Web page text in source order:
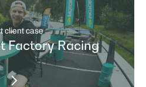
client case
Factory Racing